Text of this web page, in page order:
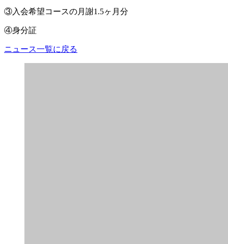
③入会希望コースの月謝1.5ヶ月分
④身分証
ニュース一覧に戻る